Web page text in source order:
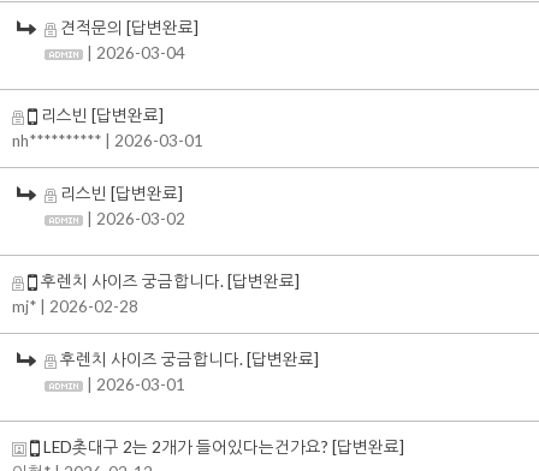
견적문의 [답변완료]
| 2026-03-04
리스빈 [답변완료]
nh**********
| 2026-03-01
리스빈 [답변완료]
| 2026-03-02
후렌치 사이즈 궁금합니다. [답변완료]
mj*
| 2026-02-28
후렌치 사이즈 궁금합니다. [답변완료]
| 2026-03-01
LED촛대구 2는 2개가 들어있다는건가요? [답변완료]